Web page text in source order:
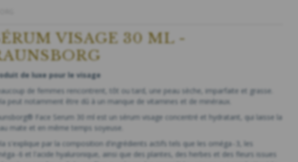
VISAGE 30 ML -
de luxe pour le visage
de femmes rencontrent, tôt ou tard, une peau sèche, imparfaite et grasse.
peut notamment être dû à un manque de vitamines et de minéraux.
Face Serum 30 ml est un sérum visage concentré et hydratant, qui laisse la
mate et en même temps soyeuse.
s'explique par la composition d'ingrédients actifs tels que les oméga‑3, les
et l'acide hyaluronique, ainsi que des plantes, des herbes et des fleurs issues